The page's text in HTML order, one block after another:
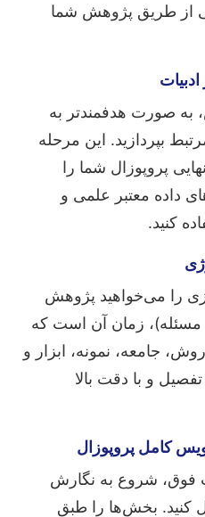
از طریق پژوهش شما
صورت هدفمندتر به
بپردازید. این مرحله
پروپوزال شما را
داده معتبر علمی و
کنید.
را می‌خواهید پژوهش
مسئله)، زمان آن است که
جامعه، نمونه، ابزار و
و با دقت بالا
کامل پروپوزال
فوق، شروع به نگارش
کنید. بخش‌ها را طبق